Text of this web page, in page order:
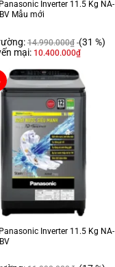
Inverter 11.5 Kg NA-
Mẫu mới
14.990.000₫ (31 %)
mại: 10.400.000₫
Inverter 11.5 Kg NA-